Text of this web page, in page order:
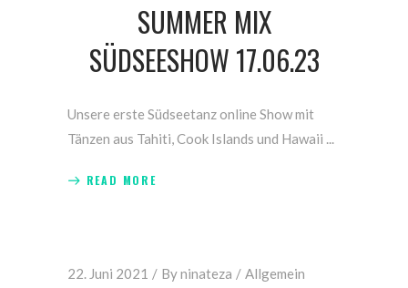
SUMMER MIX
SÜDSEESHOW 17.06.23
Unsere erste Südseetanz online Show mit
Tänzen aus Tahiti, Cook Islands und Hawaii
READ MORE
22. Juni 2021 Byninateza Allgemein